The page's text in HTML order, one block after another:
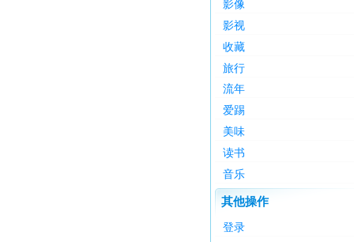
影像
影视
收藏
旅行
流年
爱踢
美味
读书
音乐
其他操作
登录